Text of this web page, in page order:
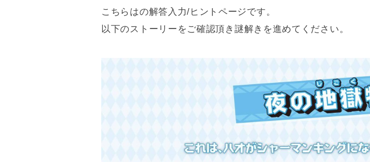
こちらはの解答入力/ヒントページです。
以下のストーリーをご確認頂き謎解きを進めてください。